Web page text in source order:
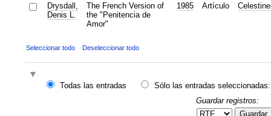
Drysdall,
Denis L.
The French Version of
the "Penitencia de
Amor"
1985 Artículo
Seleccionar todo Deseleccionar todo
Todas las entradas
Sólo las entradas seleccionadas:
Guardar registros:
Guardar